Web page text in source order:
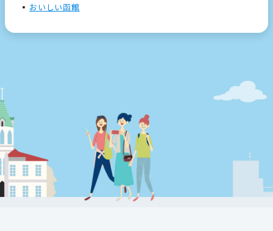
おいしい函館